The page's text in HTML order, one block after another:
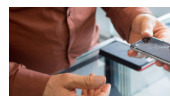
30分鐘左右解除管制，車流恢復正常
示，該車車齡約13年，過去曾因引擎
當下已修復完成，不知為何會突然冒
原因仍有待進一步調查釐清。大安分
除應檢查車輛設備有無異常，行駛中
有車輛故障或溫度異常等情事，應立
所，降低危害事故發生。